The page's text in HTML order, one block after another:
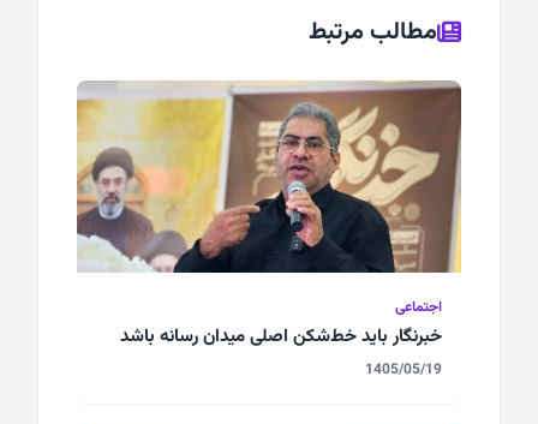
مطالب مرتبط
اجتماعی
خبرنگار باید خط‌شکن اصلی میدان رسانه باشد
1405/05/19